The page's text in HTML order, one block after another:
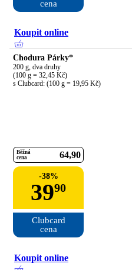
cena
Koupit online
Chodura Párky*
200 g, dva druhy
(100 g = 32,45 Kč)
s Clubcard: (100 g = 19,95 Kč)
Běžná
cena
64 90
-38%
3990
Clubcard
cena
Koupit online